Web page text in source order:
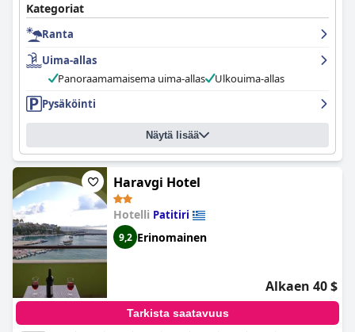
Kategoriat
Ranta
Uima-allas
Panoraamamaisema uima-allas
Ulkouima-allas
Pysäköinti
Näytä lisää
Haravgi Hotel
Hotelli Patitiri
9,2 Erinomainen
Alkaen 40 $
Tarkista saatavuus